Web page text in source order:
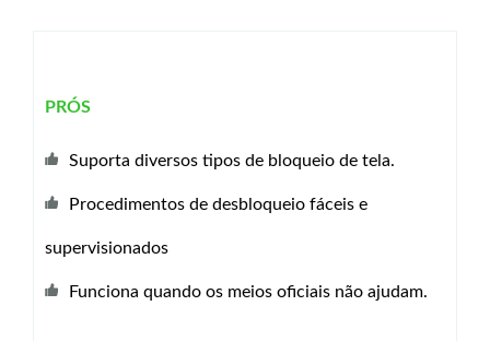
PRÓS
Suporta diversos tipos de bloqueio de tela.
Procedimentos de desbloqueio fáceis e
supervisionados
Funciona quando os meios oficiais não ajudam.